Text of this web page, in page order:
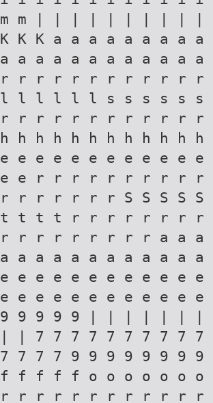
m m | | | | | | | |
K K a a a a a a a a
a a a a a a a a a a
r r r r r r r r r r
l l l l l s s s s s s
r r r r r r r r r r r
h h h h h h h h h h
e e e e e e e e e e
e e r r r r r r r r r
r r r r r r S S S S S
t t t r r r r r r r r
r r r r r r r r a a a a
a a a a a a a a a a
e e e e e e e e e e
e e e e e e e e e e
9 9 9 9 9 | | | | |
| 7 7 7 7 7 7 7 7 7 7
7 7 7 9 9 9 9 9 9 9 9
f f f f o o o o o o
r r r r r r r r r r r